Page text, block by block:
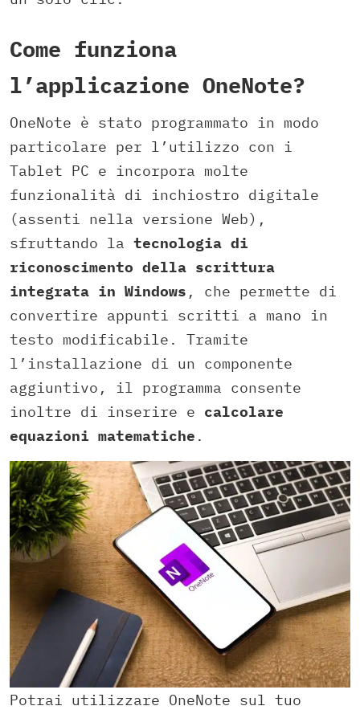
Come funziona
l’applicazione OneNote?
OneNote è stato programmato in modo
particolare per l’utilizzo con i
Tablet PC e incorpora molte
funzionalità di inchiostro digitale
(assenti nella versione Web),
sfruttando la tecnologia di
riconoscimento della scrittura
integrata in Windows , che permette di
convertire appunti scritti a mano in
testo modificabile. Tramite
l’installazione di un componente
aggiuntivo, il programma consente
inoltre di inserire e calcolare
equazioni matematiche .
Potrai utilizzare OneNote sul tuo